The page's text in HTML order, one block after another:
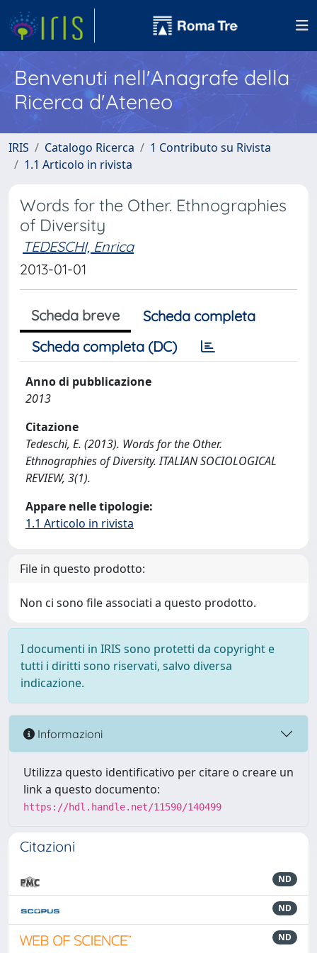
Benvenuti nell'Anagrafe della
Ricerca d'Ateneo
IRIS Catalogo Ricerca
1 Contributo su Rivista
1.1 Articolo in rivista
Words for the Other. Ethnographies
of Diversity
TEDESCHI, Enrica
2013-01-01
Scheda breve
Scheda completa
Scheda completa (DC)
Anno di pubblicazione
2013
Citazione
Tedeschi, E. (2013). Words for the Other.
Ethnographies of Diversity. ITALIAN SOCIOLOGICAL
REVIEW, 3(1).
Appare nelle tipologie:
1.1 Articolo in rivista
File in questo prodotto:
Non ci sono file associati a questo prodotto.
I documenti in IRIS sono protetti da copyright e
tutti i diritti sono riservati, salvo diversa
indicazione.
Informazioni
Utilizza questo identificativo per citare o creare un
link a questo documento:
https://hdl.handle.net/11590/140499
Citazioni
ND
ND
ND